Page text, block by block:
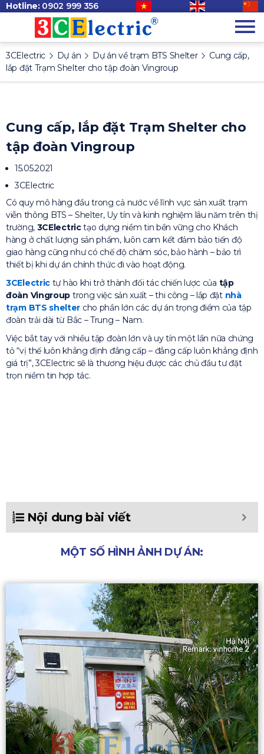
Hotline: 0902 999 356
3CElectric Dự án Dự án về trạm BTS Shelter
Cung cấp,
lắp đặt Trạm Shelter cho tập đoàn Vingroup
Cung cấp, lắp đặt Trạm Shelter cho
tập đoàn Vingroup
15.05.2021
3CElectric
Có quy mô hàng đầu trong cả nước về lĩnh vực sản xuất trạm
viễn thông BTS – Shelter, Uy tín và kinh nghiệm lâu năm trên thị
trường, 3CElectrictạo dựng niềm tin bền vững cho Khách
hàng ở chất lượng sản phẩm, luôn cam kết đảm bảo tiến độ
giao hàng cũng như có chế độ chăm sóc, bảo hành – bảo trì
thiết bị khi dự án chính thức đi vào hoạt động.
3CElectric tự hào khi trở thành đối tác chiến lược của tập
đoàn Vingroup trong việc sản xuất – thi công – lắp đặt nhà
trạm BTS shelter cho phần lớn các dự án trọng điểm của tập
đoàn trải dài từ Bắc – Trung – Nam.
Việc bắt tay với nhiều tập đoàn lớn và uy tín một lần nữa chứng
tỏ “vị thế luôn khẳng định đẳng cấp – đẳng cấp luôn khẳng định
giá trị”, 3CElectric sẽ là thương hiệu được các chủ đầu tư đặt
trọn niềm tin hợp tác.
Nội dung bài viết
MỘT SỐ HÌNH ẢNH DỰ ÁN: